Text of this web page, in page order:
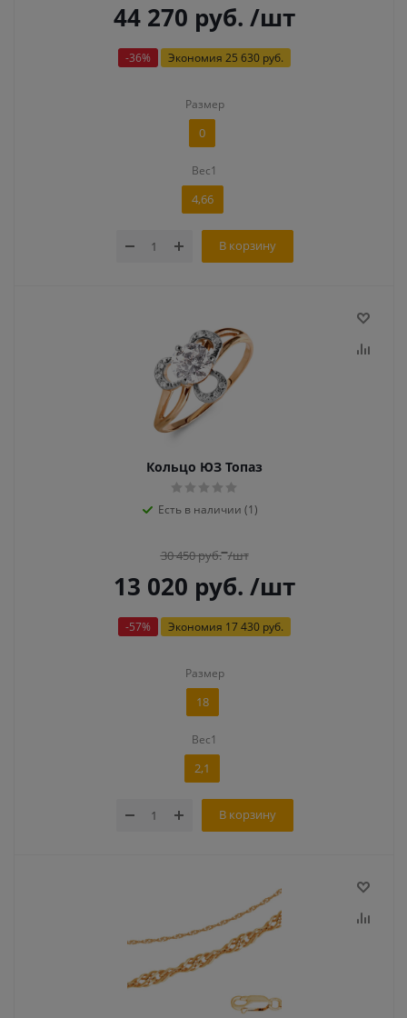
44 270 руб. /шт
-36% Экономия 25 630 руб.
Размер
0
Вес1
4,66
В корзину
Кольцо ЮЗ Топаз
Есть в наличии (1)
30 450руб. /шт
13 020 руб. /шт
-57% Экономия 17 430 руб.
Размер
18
Вес1
2,1
В корзину